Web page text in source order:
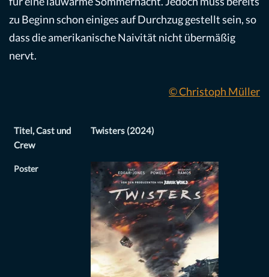
zu Beginn schon einiges auf Durchzug gestellt sein, so
dass die amerikanische Naivität nicht übermäßig
nervt.
© Christoph Müller
Titel, Cast und
Crew
Twisters (2024)
Poster